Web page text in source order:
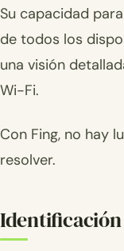
Su capacidad
de todos los
una visión
Wi-Fi.
Con Fing, no hay
resolver.